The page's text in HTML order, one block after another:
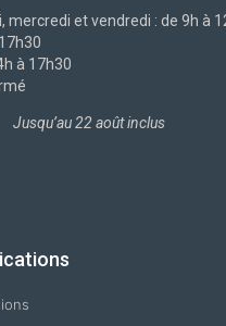
m
mercredi et vendredi : de 9h à
à 17h30
Jusqu’au 22 août inclus